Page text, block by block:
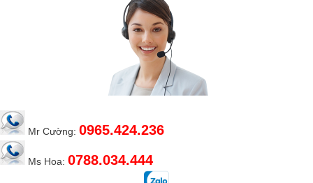
Mr Cường: 0965.424.236
Ms Hoa: 0788.034.444